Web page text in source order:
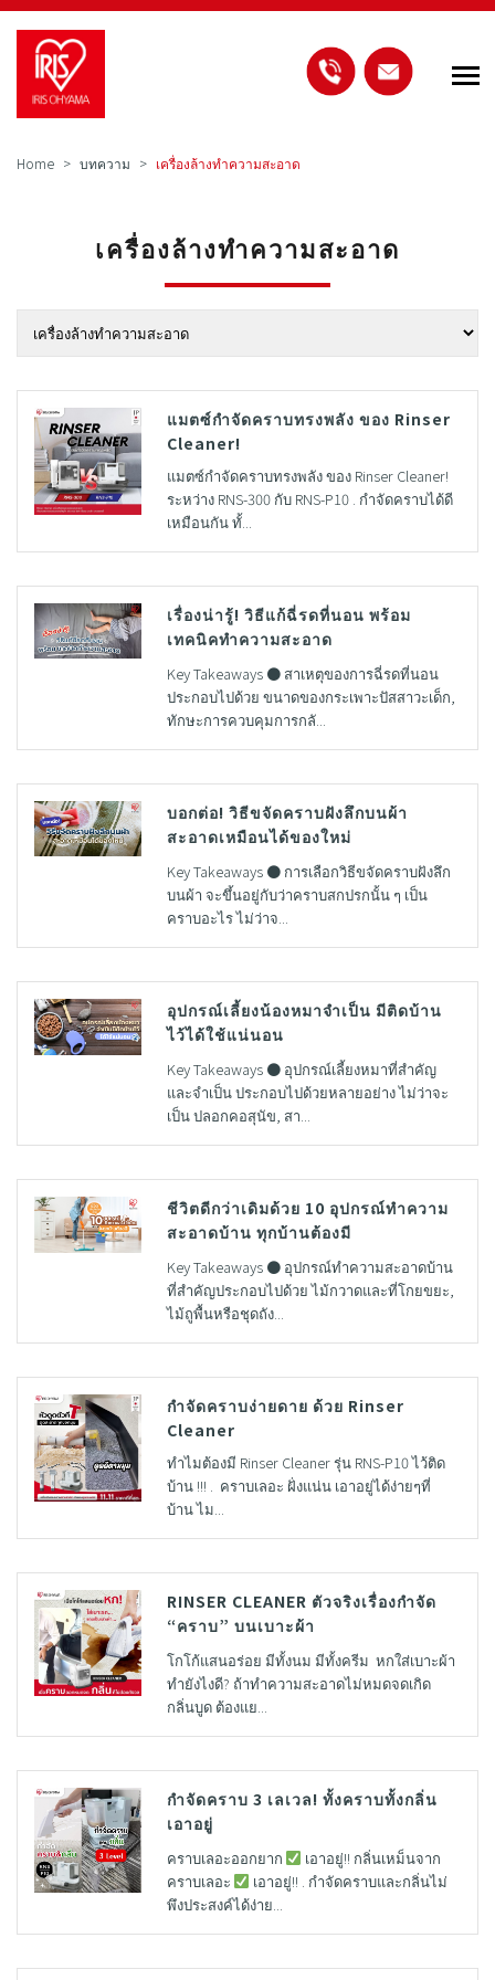
Home บทความ เครื่องล้างทำความสะอาด
เครื่องล้างทำความสะอาด
แมตซ์กำจัดคราบทรงพลัง ของ Rinser
Cleaner!
แมตซ์กำจัดคราบทรงพลัง ของ Rinser Cleaner!
ระหว่าง RNS-300 กับ RNS-P10 . กำจัดคราบได้ดี
เหมือนกัน ทั้...
เรื่องน่ารู้! วิธีแก้ฉี่รดที่นอน พร้อม
เทคนิคทำความสะอาด
Key Takeaways ● สาเหตุของการฉี่รดที่นอน
ประกอบไปด้วย ขนาดของกระเพาะปัสสาวะเด็ก,
ทักษะการควบคุมการกลั...
บอกต่อ! วิธีขจัดคราบฝังลึกบนผ้า
สะอาดเหมือนได้ของใหม่
Key Takeaways ● การเลือกวิธีขจัดคราบฝังลึก
บนผ้า จะขึ้นอยู่กับว่าคราบสกปรกนั้น ๆ เป็น
คราบอะไร ไม่ว่าจ...
อุปกรณ์เลี้ยงน้องหมาจำเป็น มีติดบ้าน
ไว้ได้ใช้แน่นอน
Key Takeaways ● อุปกรณ์เลี้ยงหมาที่สำคัญ
และจำเป็น ประกอบไปด้วยหลายอย่าง ไม่ว่าจะ
เป็น ปลอกคอสุนัข, สา...
ชีวิตดีกว่าเดิมด้วย 10 อุปกรณ์ทําความ
สะอาดบ้าน ทุกบ้านต้องมี
Key Takeaways ● อุปกรณ์ทําความสะอาดบ้าน
ที่สำคัญประกอบไปด้วย ไม้กวาดและที่โกยขยะ,
ไม้ถูพื้นหรือชุดถัง...
กำจัดคราบง่ายดาย ด้วย Rinser
Cleaner
ทำไมต้องมี Rinser Cleaner รุ่น RNS-P10 ไว้ติด
บ้าน !!! . คราบเลอะ ฝั่งแน่น เอาอยู่ได้ง่ายๆที่
บ้าน ไม...
RINSER CLEANER ตัวจริงเรื่องกำจัด
“คราบ” บนเบาะผ้า
โกโก้แสนอร่อย มีทั้งนม มีทั้งครีม หกใส่เบาะผ้า
ทำยังไงดี? ถ้าทำความสะอาดไม่หมดจดเกิด
กลิ่นบูด ต้องแย...
กำจัดคราบ 3 เลเวล! ทั้งคราบทั้งกลิ่น
เอาอยู่
คราบเลอะออกยาก
เอาอยู่!! กลิ่นเหม็นจาก
คราบเลอะ
เอาอยู่!! . กำจัดคราบและกลิ่นไม่
พึงประสงค์ได้ง่าย...